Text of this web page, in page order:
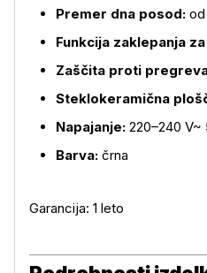
Premer dna posod: od
Funkcija zaklepanja
Zaščita proti
Steklokeramična
Napajanje: 220–240 V~
Barva: črna
Garancija: 1 leto